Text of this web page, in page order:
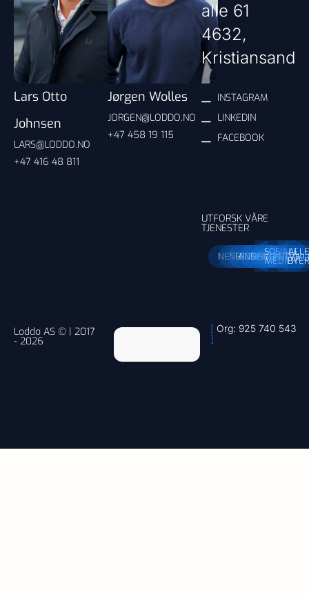
Lars Otto
Johnsen
LARS@LODDO.NO
+47 416 48 811
Jørgen Wolles
JORGEN@LODDO.NO
+47 458 19 115
alle 61
4632,
Kristiansand
INSTAGRAM
LINKEDIN
FACEBOOK
UTFORSK VÅRE
TJENESTER
NETTBUTIKK
NETTSIDE
ANNONSERING
DESIGN
SEO
SOSIALE
MEDIER
ALLE
Loddo AS © | 2017
- 2026
[ Org: 925 740 543
]